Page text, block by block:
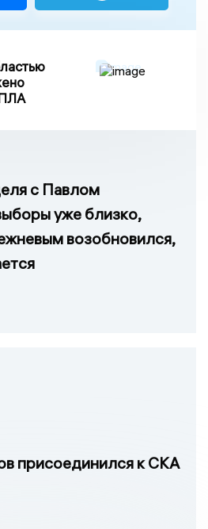
с Павлом
уже близко,
возобновился,
присоединился к СКА